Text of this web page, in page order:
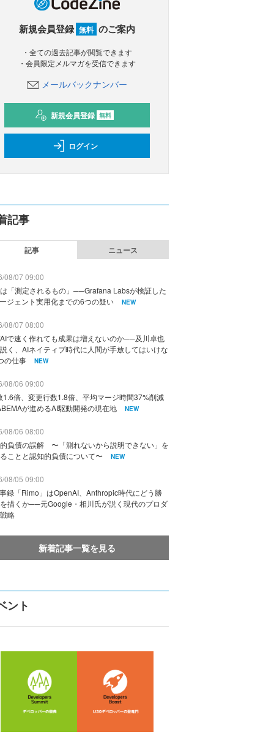
新規会員登録 無料 のご案内
・全ての過去記事が閲覧できます
・会員限定メルマガを受信できます
メールバックナンバー
新規会員登録 無料
ログイン
記事
記事 ニュース
08/07 09:00
「測定されるもの」──Grafana Labsが検証した
ジェント実用化までの6つの疑い
NEW
08/07 08:00
で速く作れても成果は増えないのか──及川卓也
く、AIネイティブ時代に人間が手放してはいけな
の仕事
NEW
08/06 09:00
1.6倍、変更行数1.8倍、平均マージ時間37%削減
が進めるAI駆動開発の現在地
NEW
08/06 08:00
負債の誤解 〜「測れないから説明できない」を
ことと認知的負債について〜
NEW
08/05 09:00
録「Rimo」はOpenAI、Anthropic時代にどう勝
描くか──元Google・相川氏が説く現代のプロダ
略
新着記事一覧を見る
ント